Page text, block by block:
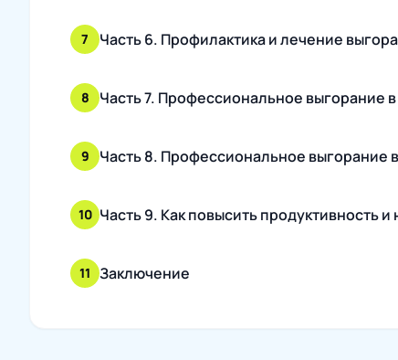
7 Часть 6. Профилактика и лечение
8 Часть 7. Профессиональное выгорание
9 Часть 8. Профессиональное выгорание
10 Часть 9. Как повысить продуктивность и
11 Заключение